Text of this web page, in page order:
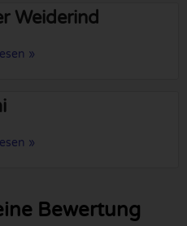
Weiderind
»
»
Bewertung